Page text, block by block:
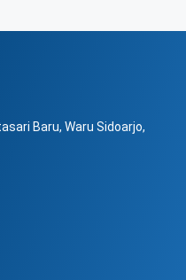
Baru, Waru Sidoarjo,